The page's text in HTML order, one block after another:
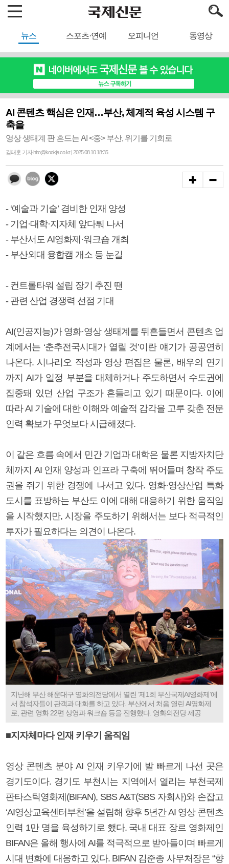
뉴스 스포츠·연예 오피니언 동영상
AI 콘텐츠 핵심은 인재…부산, 체계적 육성 시스템 구
축을
영상 생태계 판 흔드는 AI <중> 부산, 위기를 기회로
김태훈 기자 hiro@kookje.co.kr | 2025.08.10 18:35
- ‘예술과 기술’ 겸비한 인재 양성
- 기업·대학·지자체 앞다퉈 나서
- 부산서도 AI영화제·워크숍 개최
- 부산외대 융합캠 개소 등 눈길
- 컨트롤타워 설립 장기 추진 땐
- 관련 산업 경쟁력 선점 기대
AI(인공지능)가 영화·영상 생태계를 뒤흔들면서 콘텐츠 업
계에서는 ‘춘추전국시대가 열릴 것’이란 얘기가 공공연히
나온다. 시나리오 작성과 영상 편집은 물론, 배우의 연기
까지 AI가 일정 부분을 대체하거나 주도하면서 수도권에
집중돼 있던 산업 구조가 흔들리고 있기 때문이다. 이에
따라 AI 기술에 대한 이해와 예술적 감각을 고루 갖춘 전문
인력 확보가 무엇보다 시급해졌다.
이 같은 흐름 속에서 민간 기업과 대학은 물론 지방자치단
체까지 AI 인재 양성과 인프라 구축에 뛰어들며 창작 주도
권을 쥐기 위한 경쟁에 나서고 있다. 영화·영상산업 특화
도시를 표방하는 부산도 이에 대해 대응하기 위한 움직임
을 시작했지만, 시장을 주도하기 위해서는 보다 적극적인
투자가 필요하다는 의견이 나온다.
지난해 부산 해운대구 영화의전당에서 열린 ‘제1회 부산국제AI영화제’에
서 참석자들이 관객과 대화를 하고 있다. 부산에서 처음 열린 AI영화제
로, 관련 영화 22편 상영과 워크숍 등을 진행했다. 영화의전당 제공
■지자체마다 인재 키우기 움직임
영상 콘텐츠 분야 AI 인재 키우기에 발 빠르게 나선 곳은
경기도이다. 경기도 부천시는 지역에서 열리는 부천국제
판타스틱영화제(BIFAN), SBS A&T(SBS 자회사)와 손잡고
‘AI영상교육센터부천’을 설립해 향후 5년간 AI 영상 콘텐츠
인력 1만 명을 육성하기로 했다. 국내 대표 장르 영화제인
BIFAN은 올해 행사에 AI를 적극적으로 받아들이며 빠르게
시대 변화에 대응하고 있다. BIFAN 김준종 사무처장은 “향